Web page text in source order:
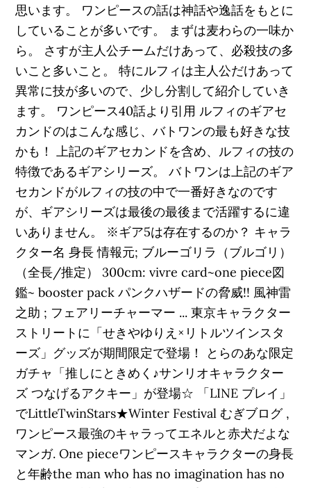
思います。 ワンピースの話は神話や逸話をもとに
していることが多いです。 まずは麦わらの一味か
ら。 さすが主人公チームだけあって、必殺技の多
いこと多いこと。 特にルフィは主人公だけあって
異常に技が多いので、少し分割して紹介していき
ます。 ワンピース40話より引用 ルフィのギアセ
カンドのはこんな感じ、バトワンの最も好きな技
かも！ 上記のギアセカンドを含め、ルフィの技の
特徴であるギアシリーズ。 バトワンは上記のギア
セカンドがルフィの技の中で一番好きなのです
が、ギアシリーズは最後の最後まで活躍するに違
いありません。 ※ギア5は存在するのか？ キャラ
クター名 身長 情報元; ブルーゴリラ（ブルゴリ）
（全長/推定） 300cm: vivre card~one piece図
鑑~ booster pack パンクハザードの脅威!! 風神雷
之助 ; フェアリーチャーマー ... 東京キャラクター
ストリートに「せきやゆりえ×リトルツインスタ
ーズ」グッズが期間限定で登場！ とらのあな限定
ガチャ「推しにときめく♪サンリオキャラクター
ズ つなげるアクキー」が登場☆ 「LINE プレイ」
でLittleTwinStars★Winter Festival むぎブログ ,
ワンピース最強のキャラってエネルと赤犬だよな
マンガ. One pieceワンピースキャラクターの身長
と年齢the man who has no imagination has no